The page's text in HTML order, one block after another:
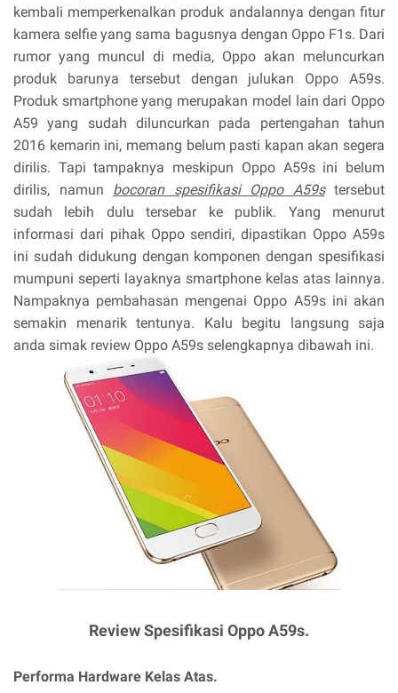
kembali memperkenalkan produk andalannya dengan fitur
kamera selfie yang sama bagusnya dengan Oppo F1s. Dari
rumor yang muncul di media, Oppo akan meluncurkan
produk barunya tersebut dengan julukan Oppo A59s.
Produk smartphone yang merupakan model lain dari Oppo
A59 yang sudah diluncurkan pada pertengahan tahun
2016 kemarin ini, memang belum pasti kapan akan segera
dirilis. Tapi tampaknya meskipun Oppo A59s ini belum
dirilis, namun bocoran spesifikasi Oppo A59stersebut
sudah lebih dulu tersebar ke publik. Yang menurut
informasi dari pihak Oppo sendiri, dipastikan Oppo A59s
ini sudah didukung dengan komponen dengan spesifikasi
mumpuni seperti layaknya smartphone kelas atas lainnya.
Nampaknya pembahasan mengenai Oppo A59s ini akan
semakin menarik tentunya. Kalu begitu langsung saja
anda simak review Oppo A59s selengkapnya dibawah ini.
Review Spesifikasi Oppo A59s.
Performa Hardware Kelas Atas.